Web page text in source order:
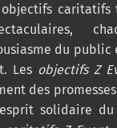
caritatifs
du public
Les objectifs Z
des
solidaire